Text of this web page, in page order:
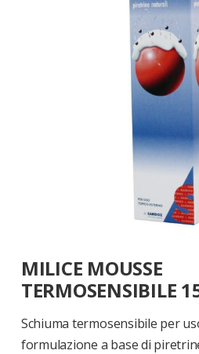
all'inizio
della
galleria
di
immagini
MILICE MOUSSE
TERMOSENSIBILE
Schiuma termosensibile per
formulazione a base di